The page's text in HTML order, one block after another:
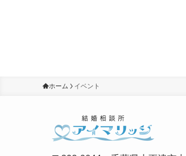
ホーム イベント